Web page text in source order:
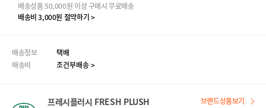
배송상품 50,000원 이상 구매시 무료배송
배송비 3,000원 절약하기 >
배송정보
택배
배송비
조건부배송 >
프레시플러시 FRESH PLUSH 브랜드상품보기